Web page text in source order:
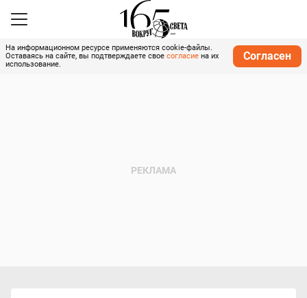
На информационном ресурсе применяются cookie-файлы.
Оставаясь на сайте, вы подтверждаете свое согласие на их
использование.
Согласен